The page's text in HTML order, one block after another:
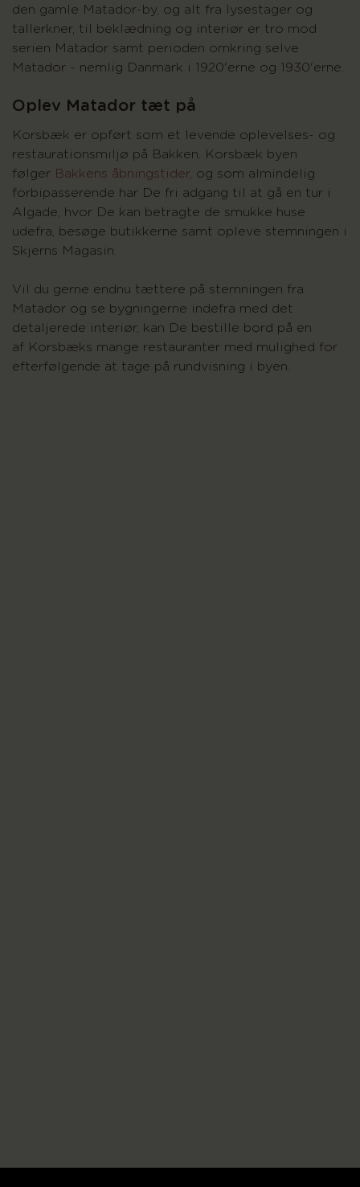
den gamle Matador-by, og alt fra lysestager og
tallerkner, til beklædning og interiør er tro mod
serien Matador samt perioden omkring selve
Matador - nemlig Danmark i 1920'erne og 1930'erne.
Oplev Matador tæt på
Korsbæk er opført som et levende oplevelses- og
restaurationsmiljø på Bakken. Korsbæk byen
følger Bakkens åbningstider , og som almindelig
forbipasserende har De fri adgang til at gå en tur i
Algade, hvor De kan betragte de smukke huse
udefra, besøge butikkerne samt opleve stemningen i
Skjerns Magasin.
Vil du gerne endnu tættere på stemningen fra
Matador og se bygningerne indefra med det
detaljerede interiør, kan De bestille bord på en
af Korsbæks mange restauranter med mulighed for
efterfølgende at tage på rundvisning i byen.